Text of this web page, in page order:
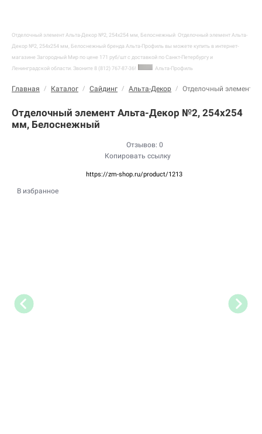
Отделочный элемент Альта-Декор №2, 254х254 мм, Белоснежный Отделочный элемент Альта-
Декор №2, 254х254 мм, Белоснежный бренда Альта-Профиль вы можете купить в интернет-
магазине Загородный Мир по цене 171 руб/шт с доставкой по Санкт-Петербургу и
Ленинградской области. Звоните 8 (812) 767-87-36!
Альта-Профиль
Главная / Каталог / Сайдинг / Альта-Декор / Отделочный элемент
Отделочный элемент Альта-Декор №2, 254х254
мм, Белоснежный
Отзывов: 0
Копировать ссылку
https://zm-shop.ru/product/1213
В избранное